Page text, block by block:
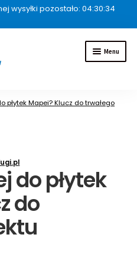
wysyłki pozostało: 04:30:33
Menu
płytek Mapei? Klucz do trwałego
do płytek
do